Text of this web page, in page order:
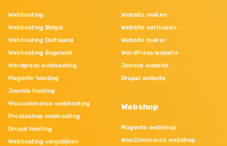
Webhosting
Webhosting Belgie
Webhosting Duitsland
Webhosting Engeland
Wordpress webhosting
Magento hosting
Joomla hosting
Woocommerce webhosting
Prestashop webhosting
Drupal hosting
Webhosting vergelijken
Website maken
Website verhuizen
Website maker
WordPress website
Joomla website
Drupal website
Webshop
Magento webshop
WooCommerce webshop